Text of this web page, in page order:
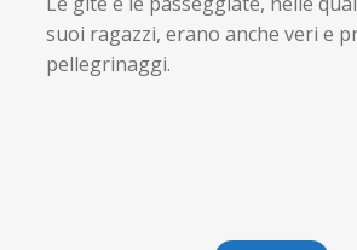
suoi ragazzi, erano anche veri e
pellegrinaggi.